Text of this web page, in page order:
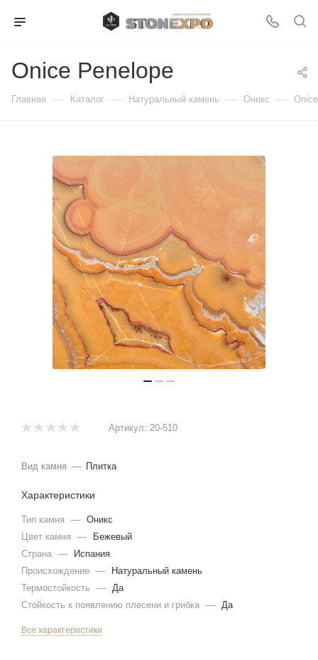
Onice Penelope
Главная — Каталог — Натуральный камень — Оникс —
Артикул: 20-510
Вид камня — Плитка
Характеристики
Тип камня — Оникс
Цвет камня
—
Бежевый
Страна —
Испания
Происхождение —
Натуральный камень
Термостойкость
—
Да
Стойкость к появлению плесени и грибка — Да
Все характеристики